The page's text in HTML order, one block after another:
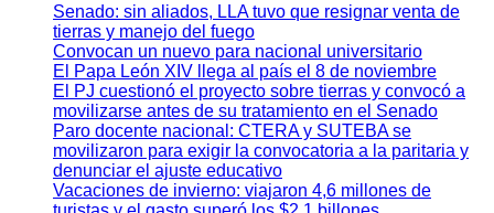
Senado: sin aliados, LLA tuvo que resignar venta de
tierras y manejo del fuego
Convocan un nuevo para nacional universitario
El Papa León XIV llega al país el 8 de noviembre
El PJ cuestionó el proyecto sobre tierras y convocó a
movilizarse antes de su tratamiento en el Senado
Paro docente nacional: CTERA y SUTEBA se
movilizaron para exigir la convocatoria a la paritaria y
denunciar el ajuste educativo
Vacaciones de invierno: viajaron 4,6 millones de